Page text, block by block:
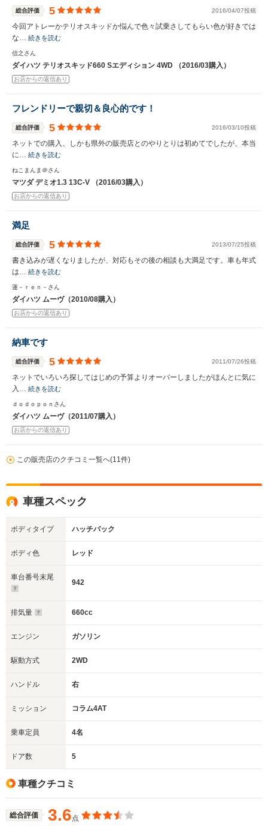
総合評価 5 2016/04/07投稿
今回アトレーかテリオスキッドか悩んで色々試乗さしてもらい色が好きでは
な… 続きを読む
信之さん
ダイハツ テリオスキッド660 Sエディション 4WD （2016/03購入）
お店からの返信あり
フレンドリーで親切＆良心的です！
総合評価 5 2016/03/10投稿
ネットでの購入、しかも県外の販売店とのやりとりは初めてでしたが、本当
に… 続きを読む
ねこまんま＠さん
マツダ デミオ1.3 13C-V （2016/03購入）
お店からの返信あり
満足
総合評価 5 2013/07/25投稿
書き込みが遅くなりましたが、対応もその後の相談も大満足です。車も年式
は… 続きを読む
蓮－ｒｅｎ－さん
ダイハツ ムーヴ（2010/08購入）
お店からの返信あり
納車です
総合評価 5 2011/07/26投稿
ネットでいろいろ探してはじめの予算よりオーバーしましたがほんとに気に
入… 続きを読む
ｄｏｄｏｐｏｎさん
ダイハツ ムーヴ（2011/07購入）
お店からの返信あり
この販売店のクチコミ一覧へ(11件)
車種スペック
ボディタイプ ハッチバック
ボディ色 レッド
車台番号末尾
942
排気量 660cc
エンジン ガソリン
駆動方式 2WD
ハンドル 右
ミッション コラム4AT
乗車定員 4名
ドア数 5
車種クチコミ
総合評価 3.6点